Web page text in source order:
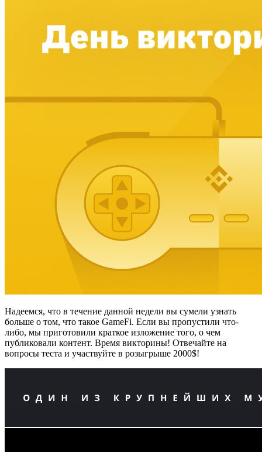
Надеемся, что в течение данной недели вы сумели узнать
больше о том, что такое GameFi. Если вы пропустили что-
либо, мы приготовили краткое изложение того, о чем
публиковали контент. Время викторины! Отвечайте на
вопросы теста и участвуйте в розыгрыше 2000$!